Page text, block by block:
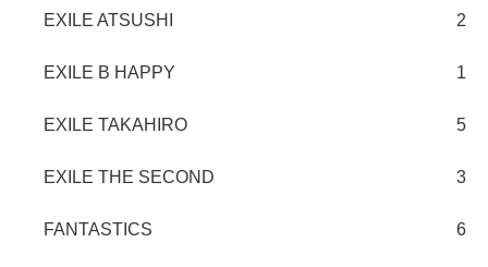
EXILE ATSUSHI 2
EXILE B HAPPY 1
EXILE TAKAHIRO 5
EXILE THE SECOND 3
FANTASTICS 6